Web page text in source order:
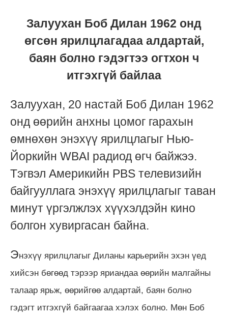
Залуухан Боб Дилан 1962 онд
өгсөн ярилцлагадаа алдартай,
баян болно гэдэгтээ огтхон ч
итгэхгүй байлаа
Залуухан, 20 настай Боб Дилан 1962
онд өөрийн анхны цомог гарахын
өмнөхөн энэхүү ярилцлагыг Нью-
Йоркийн WBAI радиод өгч байжээ.
Тэгвэл Америкийн PBS телевизийн
байгууллага энэхүү ярилцлагыг таван
минут үргэлжлэх хүүхэлдэйн кино
болгон хувиргасан байна.
Энэхүү ярилцлагыг Диланы карьерийн эхэн үед
хийсэн бөгөөд тэрээр яриандаа өөрийн малгайны
талаар ярьж, өөрийгөө алдартай, баян болно
гэдэгт итгэхгүй байгаагаа хэлэх болно. Мөн Боб